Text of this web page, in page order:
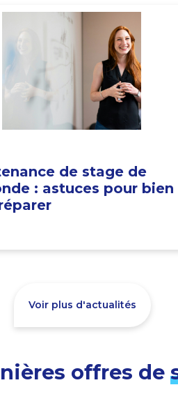
de stage de
: astuces pour bien
Voir plus d'actualités
offres de